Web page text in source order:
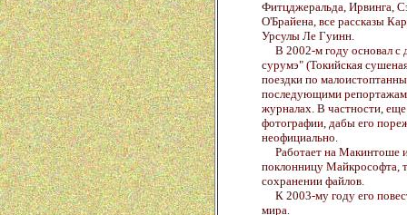
Фитцджеральда, Ирвинга,
О'Брайена, все рассказы
Урсулы Ле Гуинн.
В 2002-м году основал с
сурумэ" (Токийская
поездки по
последующими
журналах. В частности,
фотографии, дабы его
неофициально.
Работает на Макинтоше и
поклонницу Майкрософта,
сохранении файлов.
К 2003-му году его
мира.